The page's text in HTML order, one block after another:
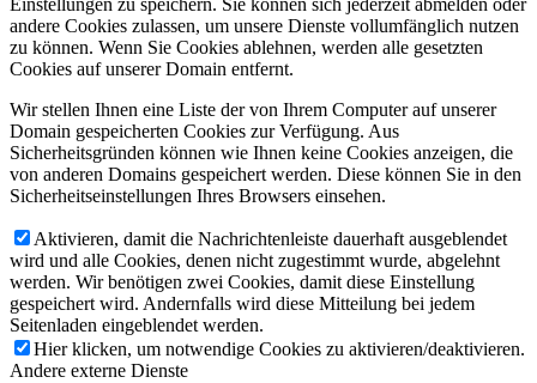
Einstellungen zu speichern. Sie können sich jederzeit abmelden oder
andere Cookies zulassen, um unsere Dienste vollumfänglich nutzen
zu können. Wenn Sie Cookies ablehnen, werden alle gesetzten
Cookies auf unserer Domain entfernt.
Wir stellen Ihnen eine Liste der von Ihrem Computer auf unserer
Domain gespeicherten Cookies zur Verfügung. Aus
Sicherheitsgründen können wie Ihnen keine Cookies anzeigen, die
von anderen Domains gespeichert werden. Diese können Sie in den
Sicherheitseinstellungen Ihres Browsers einsehen.
Aktivieren, damit die Nachrichtenleiste dauerhaft ausgeblendet
wird und alle Cookies, denen nicht zugestimmt wurde, abgelehnt
werden. Wir benötigen zwei Cookies, damit diese Einstellung
gespeichert wird. Andernfalls wird diese Mitteilung bei jedem
Seitenladen eingeblendet werden.
Hier klicken, um notwendige Cookies zu aktivieren/deaktivieren.
Andere externe Dienste